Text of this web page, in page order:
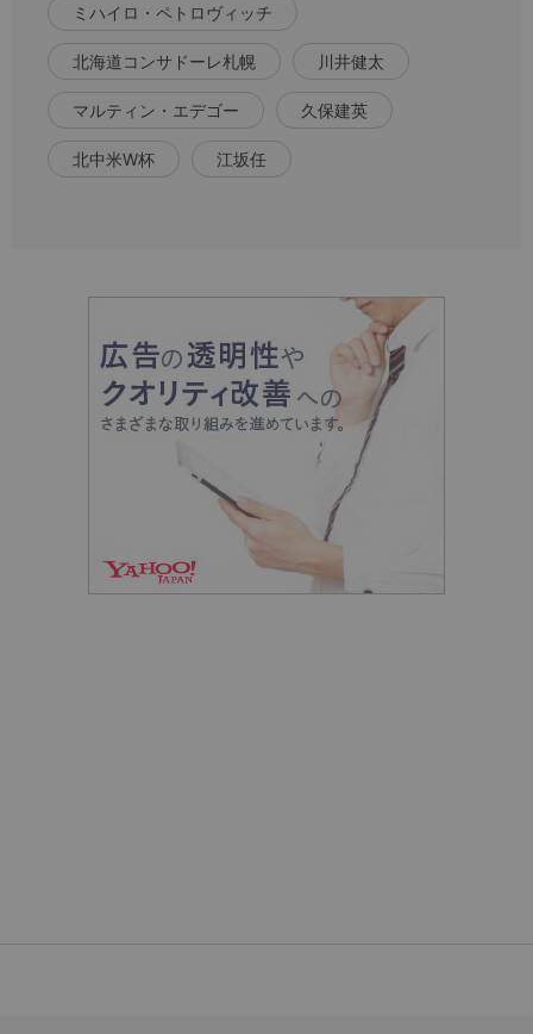
ミハイロ・ペトロヴィッチ
北海道コンサドーレ札幌 川井健太
マルティン・エデゴー 久保建英
北中米W杯 江坂任